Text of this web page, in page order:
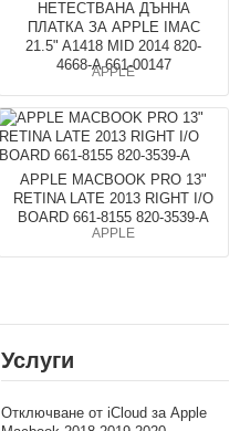
НЕТЕСТВАНА ДЪННА
ПЛАТКА ЗА APPLE IMAC
21.5" A1418 MID 2014 820-
4668-A 661-00147
APPLE
APPLE MACBOOK PRO 13"
RETINA LATE 2013 RIGHT I/O
BOARD 661-8155 820-3539-A
APPLE
Услуги
Отключване от iCloud за Apple